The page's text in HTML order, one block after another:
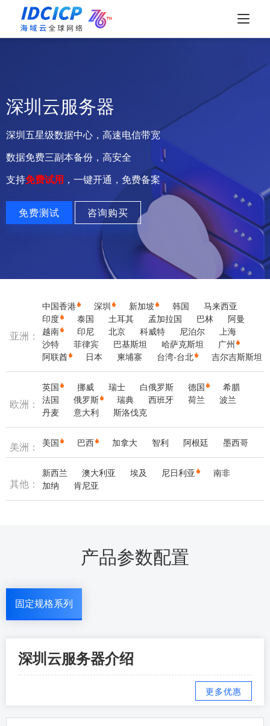
深圳云服务器
深圳五星级数据中心，高速电信带宽
数据免费三副本备份，高安全
支持免费试用 ，一键开通，免费备案
免费测试 咨询购买
亚洲：
中国香港 深圳 新加坡 韩国
马来西亚
印度
泰国 土耳其 孟加拉国 巴林
阿曼
越南
印尼 北京 科威特 尼泊尔
上海
沙特
菲律宾 巴基斯坦 哈萨克斯坦
广州
阿联酋
日本 柬埔寨 台湾-台北 吉尔吉斯斯坦
欧洲：
英国 挪威 瑞士 白俄罗斯 德国
希腊
法国
俄罗斯 瑞典 西班牙 荷兰
波兰
丹麦
意大利 斯洛伐克
美洲： 美国 巴西 加拿大 智利 阿根廷 墨西哥
其他：
新西兰 澳大利亚 埃及 尼日利亚
南非
加纳
肯尼亚
产品参数配置
固定规格系列
深圳云服务器介绍
更多优惠